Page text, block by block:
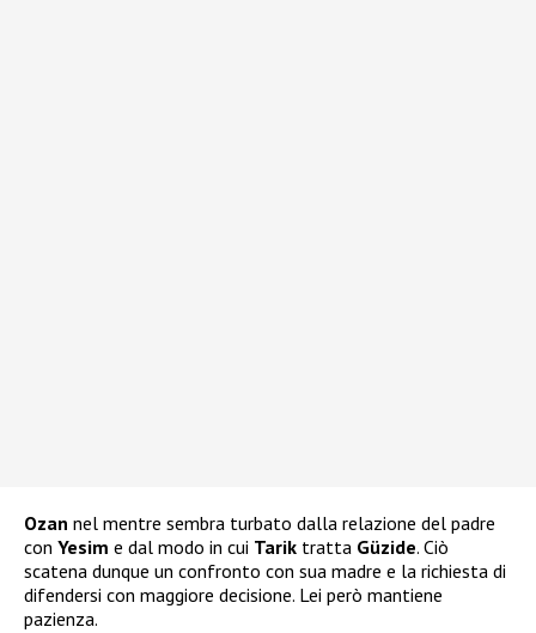
Ozan nel mentre sembra turbato dalla relazione del padre
con Yesim e dal modo in cui Tarik tratta Güzide. Ciò
scatena dunque un confronto con sua madre e la richiesta di
difendersi con maggiore decisione. Lei però mantiene
pazienza.